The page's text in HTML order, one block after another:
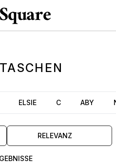
TASCHEN
ELSIE C ABY
RELEVANZ